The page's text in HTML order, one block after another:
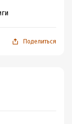
Поделиться